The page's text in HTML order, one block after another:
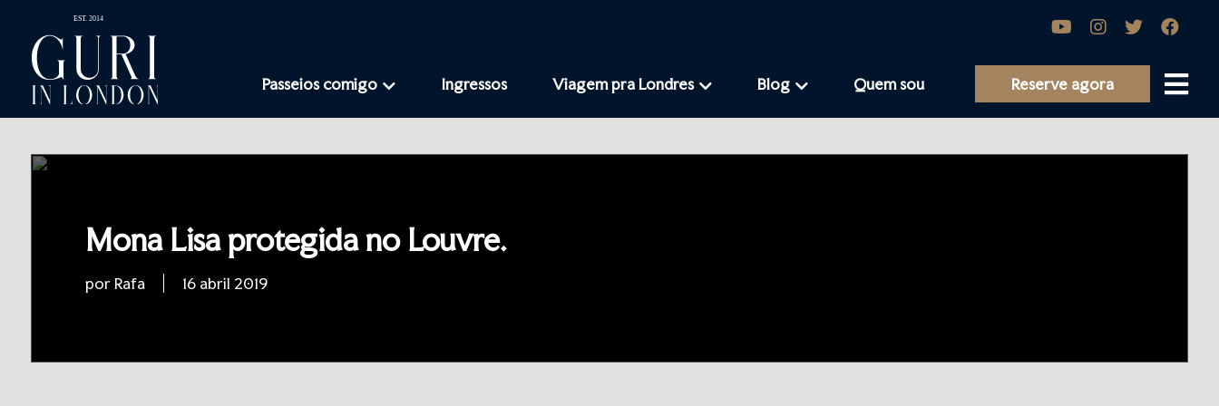
Passeios comigo Ingressos Viagem pra Londres Blog Quem sou Reserve agora
Mona Lisa protegida no Louvre.
por Rafa 16 abril 2019